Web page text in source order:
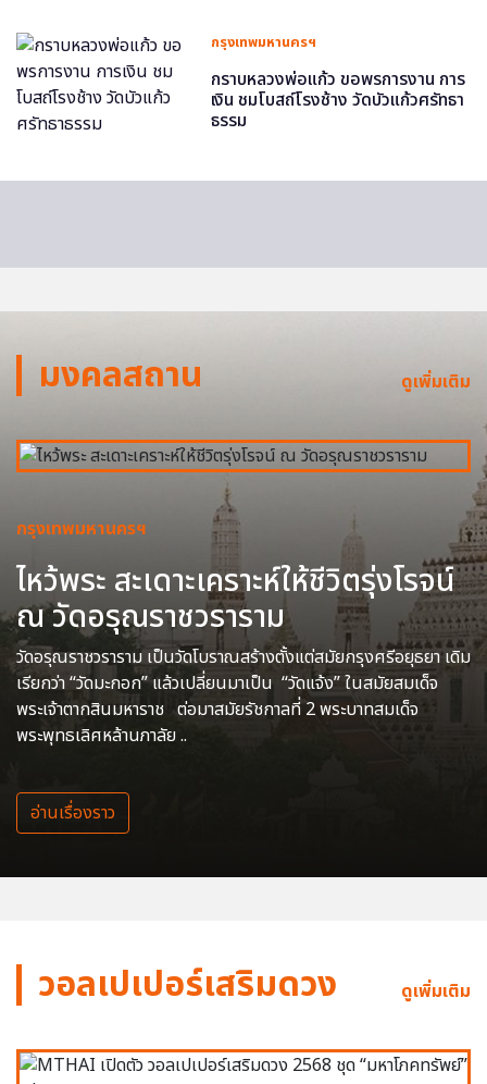
กรุงเทพมหานครฯ
กราบหลวงพ่อแก้ว ขอพรการงาน การ
เงิน ชมโบสถ์โรงช้าง วัดบัวแก้วศรัทธา
ธรรม
มงคลสถาน ดูเพิ่มเติม
กรุงเทพมหานครฯ
ไหว้พระ สะเดาะเคราะห์ให้ชีวิตรุ่งโรจน์
ณ วัดอรุณราชวราราม
วัดอรุณราชวราราม เป็นวัดโบราณสร้างตั้งแต่สมัยกรุงศรีอยุธยา เดิม
เรียกว่า “วัดมะกอก” แล้วเปลี่ยนมาเป็น “วัดแจ้ง” ในสมัยสมเด็จ
พระเจ้าตากสินมหาราช ต่อมาสมัยรัชกาลที่ 2 พระบาทสมเด็จ
พระพุทธเลิศหล้านภาลัย ..
อ่านเรื่องราว
วอลเปเปอร์เสริมดวง ดูเพิ่มเติม